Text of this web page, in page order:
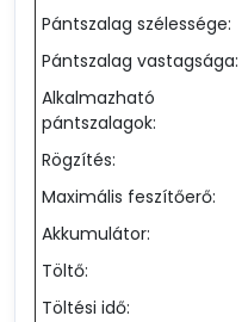
Pántszalag szélessége:
Pántszalag vastagsága:
Alkalmazható
pántszalagok:
Rögzítés:
Maximális feszítőerő:
Akkumulátor:
Töltő:
Töltési idő: